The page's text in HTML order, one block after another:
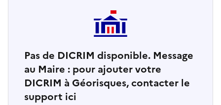
Pas de DICRIM disponible. Message
au Maire : pour ajouter votre
DICRIM à Géorisques, contacter le
support ici